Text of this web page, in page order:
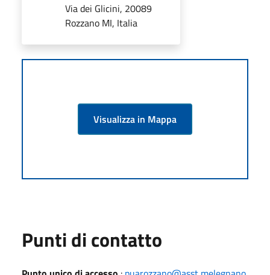
Via dei Glicini, 20089
Rozzano MI, Italia
Visualizza in Mappa
Punti di contatto